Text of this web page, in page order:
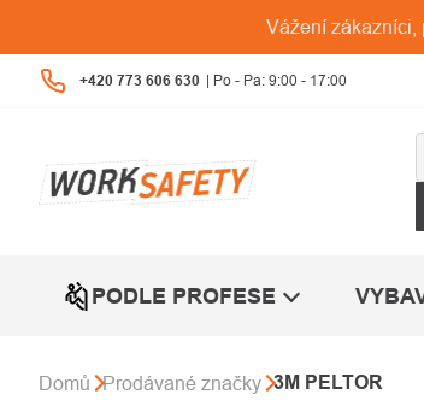
obsah
Vážení zákazníci,
+420 773 606 630
PODLE PROFESE
Domů Prodávané značky 3M PELTOR